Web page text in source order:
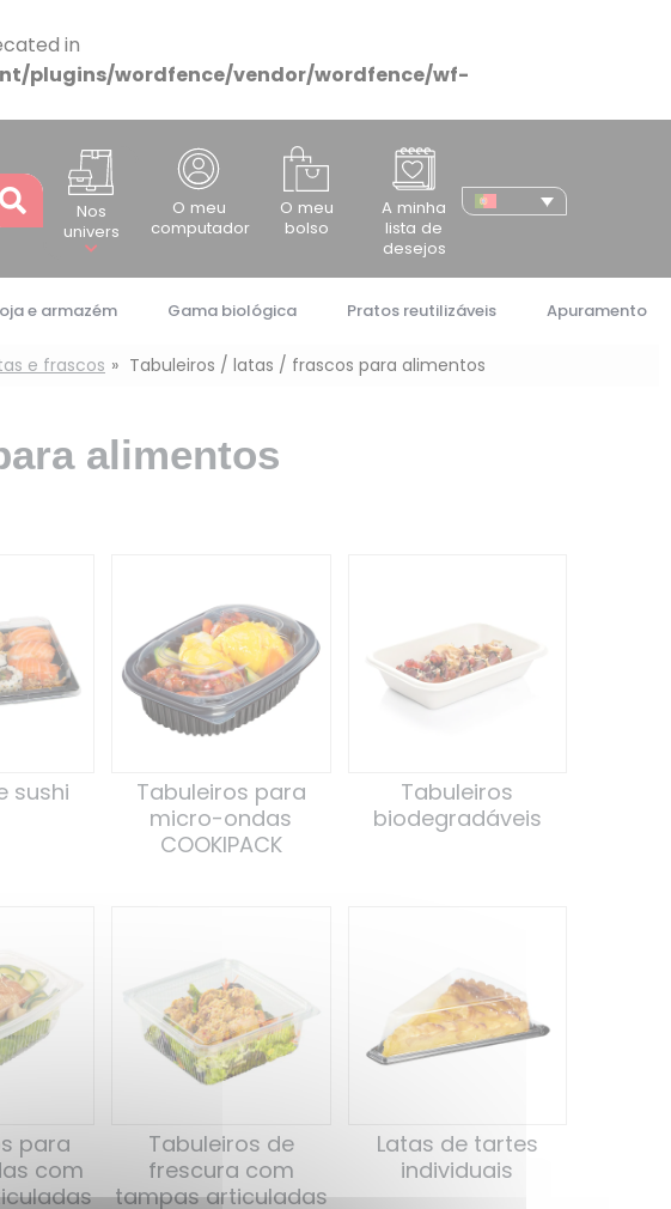
in
plugins/wordfence/vendor/wordfence/wf-
Rechercher
Nos
univers
O meu
computador
O meu
bolso
A minha
lista de
desejos
e armazém Gama biológica Pratos reutilizáveis Apuramento
e frascos Tabuleiros / latas / frascos para alimentos
alimentos
sushi
Tabuleiros para
micro-ondas
COOKIPACK
Tabuleiros
biodegradáveis
para
com
Tabuleiros de
frescura com
tampas articuladas
Latas de tartes
individuais